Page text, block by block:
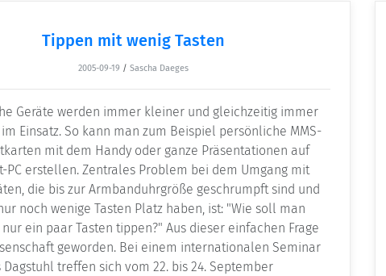
Tippen mit wenig Tasten
2005-09-19 / Sascha Daeges
Geräte werden immer kleiner und gleichzeitig immer
Einsatz. So kann man zum Beispiel persönliche MMS-
mit dem Handy oder ganze Präsentationen auf
PC erstellen. Zentrales Problem bei dem Umgang mit
die bis zur Armbanduhrgröße geschrumpft sind und
noch wenige Tasten Platz haben, ist: "Wie soll man
ein paar Tasten tippen?" Aus dieser einfachen Frage
geworden. Bei einem internationalen Seminar
Dagstuhl treffen sich vom 22. bis 24. September